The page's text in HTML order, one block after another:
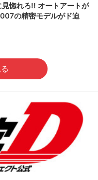
惚れろ!! オートアートが
の精密モデルがド迫